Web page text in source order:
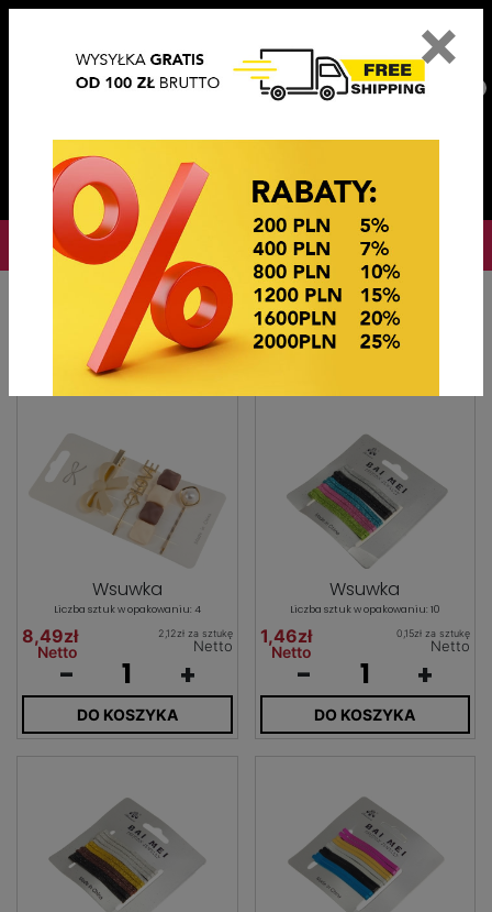
OKAZJE CENOWE! OKAZJE CENOWE!
Strona główna Ozdoby do włosów Wsuwki
Wsuwka
Liczba sztuk w opakowaniu: 4
8,49zł
Netto
2,12zł za sztukę
Netto
- +
DO KOSZYKA
Wsuwka
Liczba sztuk w opakowaniu: 10
1,46zł
Netto
0,15zł za sztukę
Netto
- +
DO KOSZYKA
×